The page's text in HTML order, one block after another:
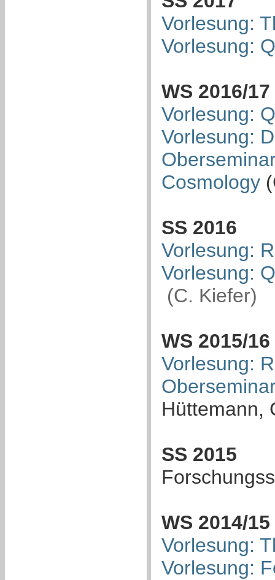
Vorlesung:
Vorlesung:
WS 2016/17
Vorlesung:
Vorlesung:
Cosmology
SS 2016
Vorlesung:
Vorlesung:
(C. Kiefer)
WS 2015/16
Vorlesung:
Hüttemann,
SS 2015
WS 2014/15
Vorlesung:
Vorlesung: